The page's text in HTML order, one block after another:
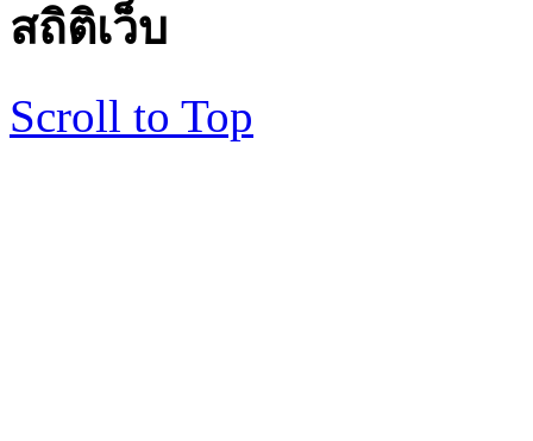
สถิติเว็บ
Scroll to Top